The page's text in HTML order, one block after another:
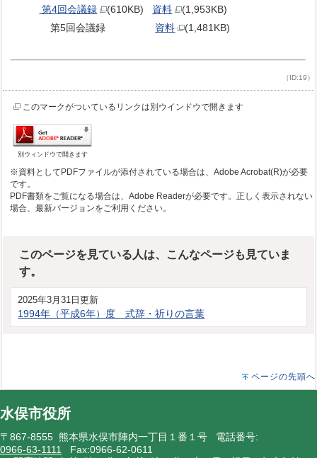
第4回会議録
(610KB) 資料
(1,953KB)
第5回会議録 資料 (1,481KB)
（ID:19）
このマークがついているリンクは別ウインドウで開きます
別ウィンドウで開きます
※資料としてPDFファイルが添付されている場合は、Adobe Acrobat(R)が必要
です。
PDF書類をご覧になる場合は、Adobe Readerが必要です。正しく表示されない
場合、最新バージョンをご利用ください。
このページを見ている人は、こんなページも見ていま
す。
2025年3月31日更新
1994年（平成6年）度 式辞・祈りの言葉
ページの先頭へ
水俣市役所
〒867-8555 熊本県水俣市陣内一丁目１番１号 電話番号:
0966-63-1111 Fax:0966-62-0611